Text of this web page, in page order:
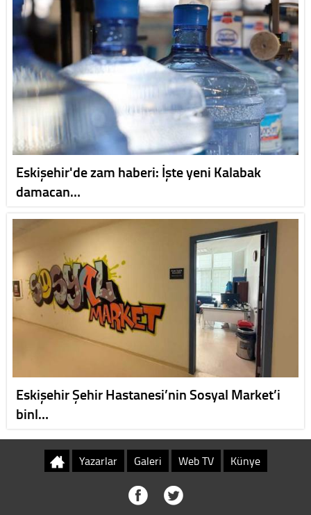
Eskişehir'de zam haberi: İşte yeni Kalabak
damacan…
Eskişehir Şehir Hastanesi’nin Sosyal Market’i
binl…
Yazarlar Galeri Web TV Künye